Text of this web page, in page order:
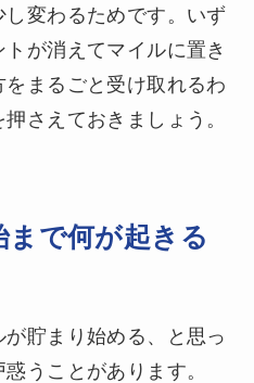
変わるためです。いず
が消えてマイルに置き
まるごと受け取れるわ
さえておきましょう。
まで何が起きる
貯まり始める、と思っ
うことがあります。